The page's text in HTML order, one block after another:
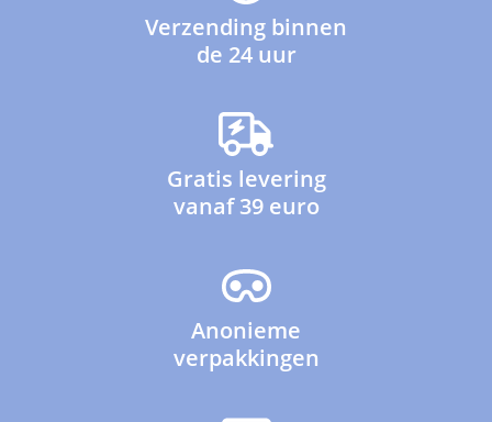
Verzending binnen
de 24 uur
Gratis levering
vanaf 39 euro
Anonieme
verpakkingen